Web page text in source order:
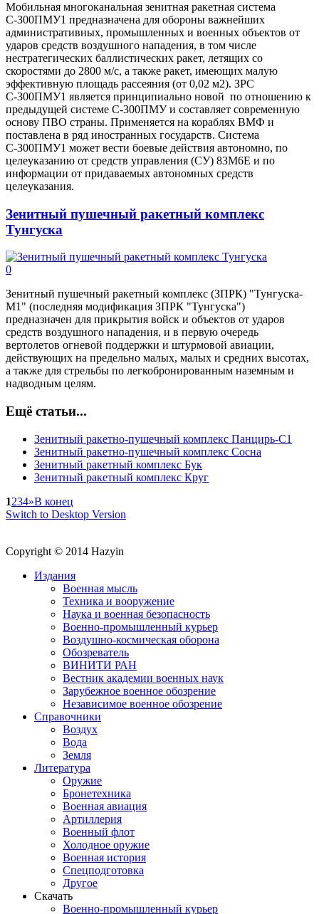
Мобильная многоканальная зенитная ракетная система
С-300ПМУ1 предназначена для обороны важнейших
административных, промышленных и военных объектов от
ударов средств воздушного нападения, в том числе
нестратегических баллистических ракет, летящих со
скоростями до 2800 м/с, а также ракет, имеющих малую
эффективную площадь рассеяния (от 0,02 м2). ЗРС
С-300ПМУ1 является принципиально новой по отношению к
предыдущей системе С-300ПМУ и составляет современную
основу ПВО страны. Применяется на кораблях ВМФ и
поставлена в ряд иностранных государств. Система
С-300ПМУ1 может вести боевые действия автономно, по
целеуказанию от средств управления (СУ) 83М6Е и по
информации от придаваемых автономных средств
целеуказания.
Зенитный пушечный ракетный комплекс
Тунгуска
0
Зенитный пушечный ракетный комплекс (ЗПРК) "Тунгуска-
М1" (последняя модификация ЗПРК "Тунгуска")
предназначен для прикрытия войск и объектов от ударов
средств воздушного нападения, и в первую очередь
вертолетов огневой поддержки и штурмовой авиации,
действующих на предельно малых, малых и средних высотах,
а также для стрельбы по легкобронированным наземным и
надводным целям.
Ещё статьи...
Зенитный ракетно-пушечный комплекс Панцирь-С1
Зенитный ракетно-пушечный комплекс Сосна
Зенитный ракетный комплекс Бук
Зенитный ракетный комплекс Круг
1234»В конец
Switch to Desktop Version
Copyright © 2014 Hazyin
Издания
Военная мысль
Техника и вооружение
Наука и военная безопасность
Военно-промышленный курьер
Воздушно-космическая оборона
Обозреватель
ВИНИТИ РАН
Вестник академии военных наук
Зарубежное военное обозрение
Независимое военное обозрение
Справочники
Воздух
Вода
Земля
Литература
Оружие
Бронетехника
Военная авиация
Артиллерия
Военный флот
Холодное оружие
Военная история
Спецподготовка
Другое
Скачать
Военно-промышленный курьер